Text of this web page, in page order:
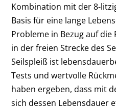
Kombination mit der 8-
Basis für eine lange
Probleme in Bezug auf
in der freien Strecke des
Seilspleiß ist
Tests und wertvolle
haben ergeben, dass mit
sich dessen Lebensdauer